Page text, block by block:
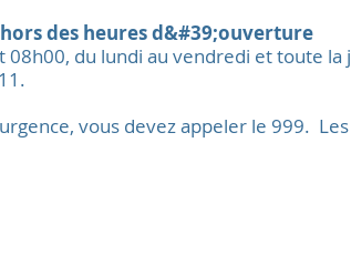
des heures d&#39;ouverture
08h00, du lundi au vendredi et toute
vous devez appeler le 999.